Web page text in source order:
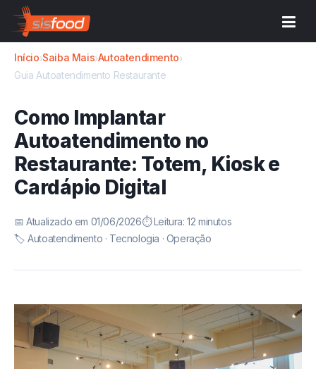
Início›Saiba Mais›Autoatendimento›
Guia Autoatendimento Restaurante
Como Implantar
Autoatendimento no
Restaurante: Totem, Kiosk e
Cardápio Digital
📅 Atualizado em 01/06/2026⏱️ Leitura: 12 minutos
🏷️ Autoatendimento · Tecnologia · Operação